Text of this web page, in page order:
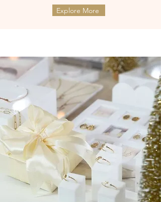
6 ตัง (หนักรวม 2 ข้าง)
ราคา
THB 8,990.00 ราค
Explore More